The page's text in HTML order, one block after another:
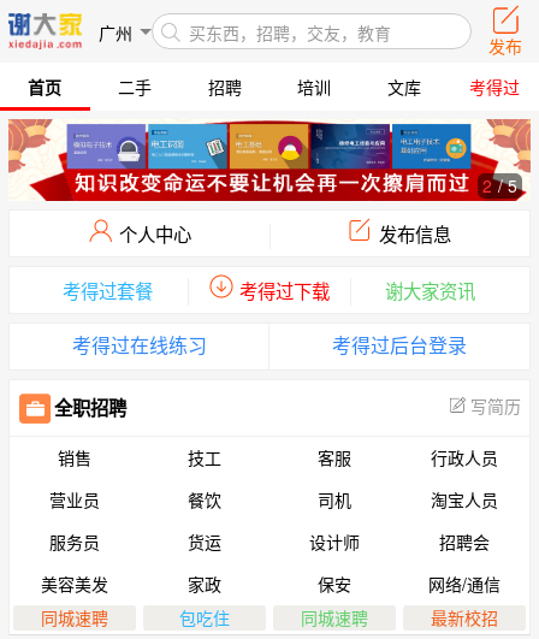
广州 买东西，招聘，交友，教育
发布
首页
二手 招聘 培训 文库 考得过
2 / 5
个人中心 发布信息
考得过套餐 考得过下载 谢大家资讯
考得过在线练习 考得过后台登录
全职招聘 写简历
销售 技工 客服
行政人员
营业员
餐饮 司机
淘宝人员
服务员
货运 设计师
招聘会
美容美发
家政 保安
网络/通信
同城速聘
包吃住 同城速聘 最新校招